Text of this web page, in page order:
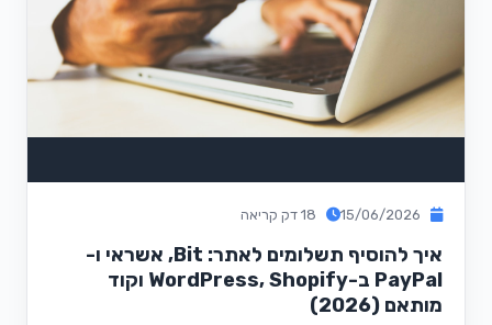
איך להוסיף תשלומים לאתר: Bit, אשראי ו-
PayPal ב-WordPress, Shopify וקוד
מותאם (2026)